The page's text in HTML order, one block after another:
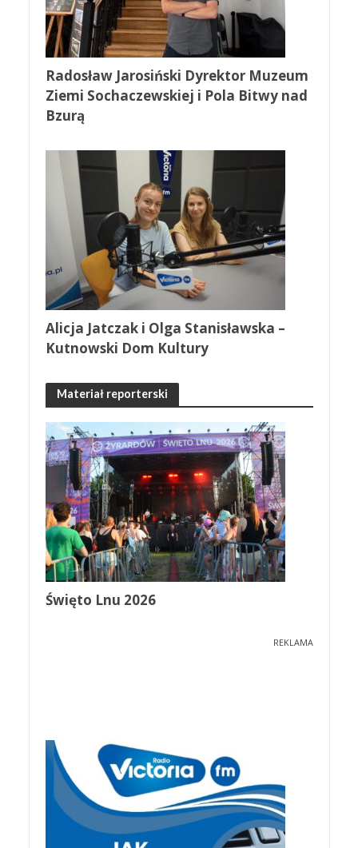
Radosław Jarosiński Dyrektor Muzeum
Ziemi Sochaczewskiej i Pola Bitwy nad
Bzurą
Alicja Jatczak i Olga Stanisławska –
Kutnowski Dom Kultury
Materiał reporterski
Święto Lnu 2026
REKLAMA